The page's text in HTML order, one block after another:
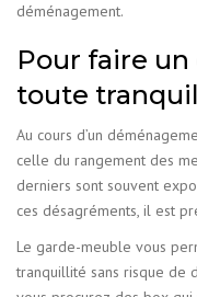
déménagement.
Pour faire
toute
Au cours d’un
celle du rangement des
derniers sont souvent
ces désagréments, il est
Le garde-meuble vous
tranquillité sans risque de